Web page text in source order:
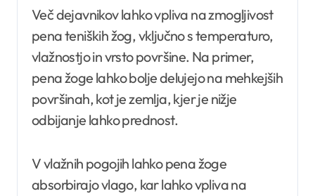
Več dejavnikov lahko vpliva na zmogljivost
pena teniških žog, vključno s temperaturo,
vlažnostjo in vrsto površine. Na primer,
pena žoge lahko bolje delujejo na mehkejših
površinah, kot je zemlja, kjer je nižje
odbijanje lahko prednost.
V vlažnih pogojih lahko pena žoge
absorbirajo vlago, kar lahko vpliva na